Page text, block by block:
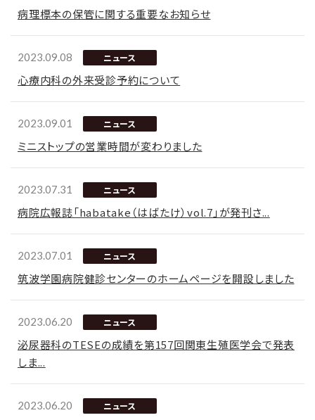
病理標本の保管に関する重要なお知らせ
2023.09.08 ニュース
心療内科の外来受診予約について
2023.09.01 ニュース
ミニストップの営業時間が変わりました
2023.07.31 ニュース
病院広報誌「habatake（はばたけ）vol.7」が発刊さ...
2023.07.01 ニュース
筑波学園病院健診センターのホームページを開設しました
2023.06.20 ニュース
泌尿器科のTESEの成績を第157回関東生殖医学会で発表
しま...
2023.06.20 ニュース